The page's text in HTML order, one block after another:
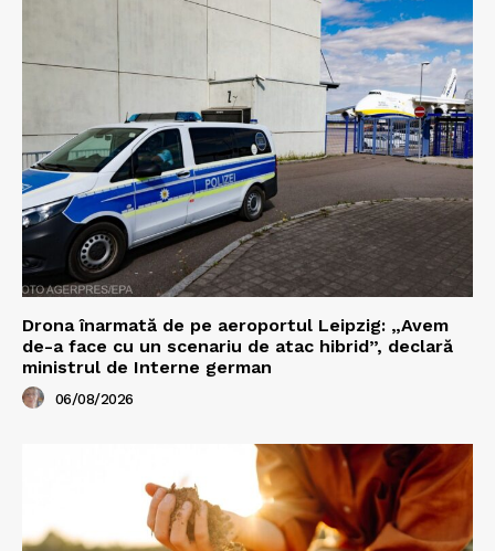
Drona înarmată de pe aeroportul Leipzig: „Avem
de-a face cu un scenariu de atac hibrid”, declară
ministrul de Interne german
06/08/2026